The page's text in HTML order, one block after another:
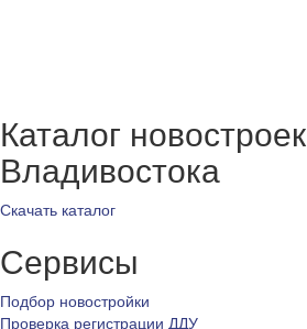
Каталог новостроек
Владивостока
Скачать каталог
Сервисы
Подбор новостройки
Проверка регистрации ДДУ